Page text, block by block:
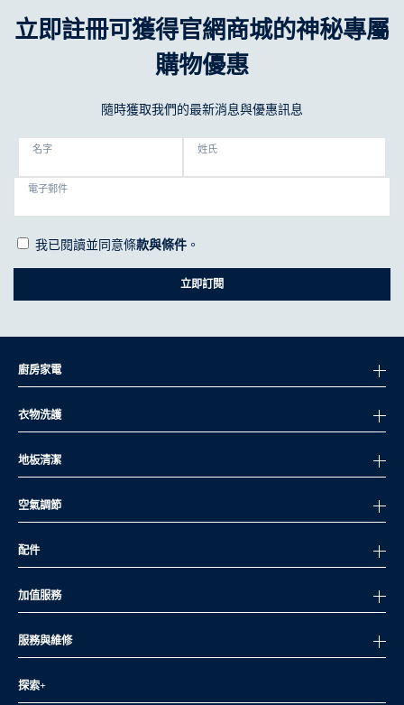
立即註冊可獲得官網商城的神秘專屬
購物優惠
隨時獲取我們的最新消息與優惠訊息
名字 姓氏
電子郵件
我已閱讀並同意條款與條件 。
立即訂閱
廚房家電
衣物洗護
地板清潔
空氣調節
配件
加值服務
服務與維修
探索+